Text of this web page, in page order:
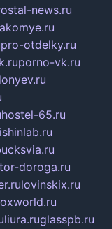
news.ru
pro-otdelky.ru
porno-vk.ru
hostel-65.ru
doroga.ru
lovinskix.ru
liura.ruglasspb.ru